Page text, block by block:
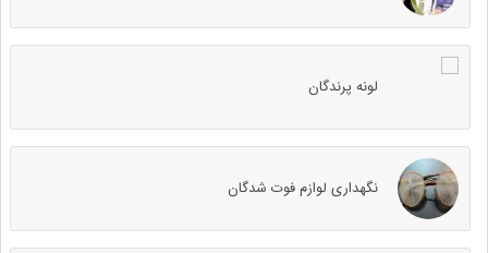
لونه پرندگان
نگهداری لوازم فوت شدگان